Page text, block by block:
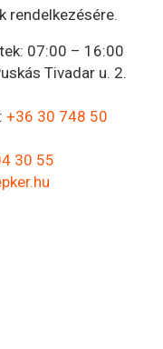
rendelkezésére.
07:00 – 16:00
Tivadar u. 2.
: +36 30 748 50
30 55